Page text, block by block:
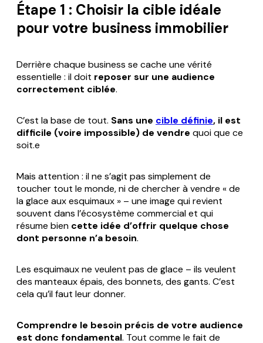
Étape 1 : Choisir la cible idéale
pour votre business immobilier
Derrière chaque business se cache une vérité
essentielle : il doit reposer sur une audience
correctement ciblée.
C’est la base de tout. Sans une cible définie, il est
difficile (voire impossible) de vendre quoi que ce
soit.e
Mais attention : il ne s’agit pas simplement de
toucher tout le monde, ni de chercher à vendre « de
la glace aux esquimaux » – une image qui revient
souvent dans l’écosystème commercial et qui
résume bien cette idée d’offrir quelque chose
dont personne n’a besoin.
Les esquimaux ne veulent pas de glace – ils veulent
des manteaux épais, des bonnets, des gants. C’est
cela qu’il faut leur donner.
Comprendre le besoin précis de votre audience
est donc fondamental. Tout comme le fait de